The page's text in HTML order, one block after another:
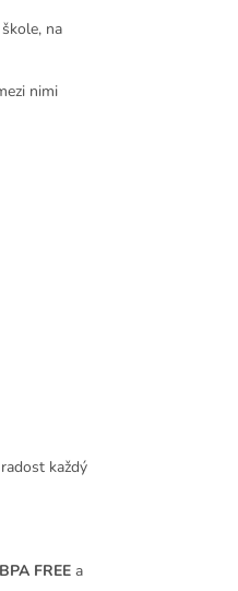
na
nimi
každý
BPA FREE a